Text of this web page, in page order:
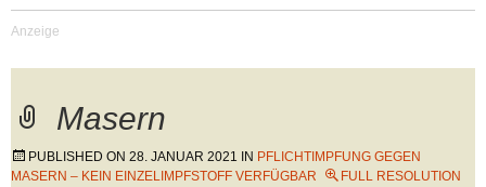
Masern
PUBLISHED ON 28. JANUAR 2021 IN PFLICHTIMPFUNG GEGEN
MASERN – KEIN EINZELIMPFSTOFF VERFÜGBAR
FULL RESOLUTION